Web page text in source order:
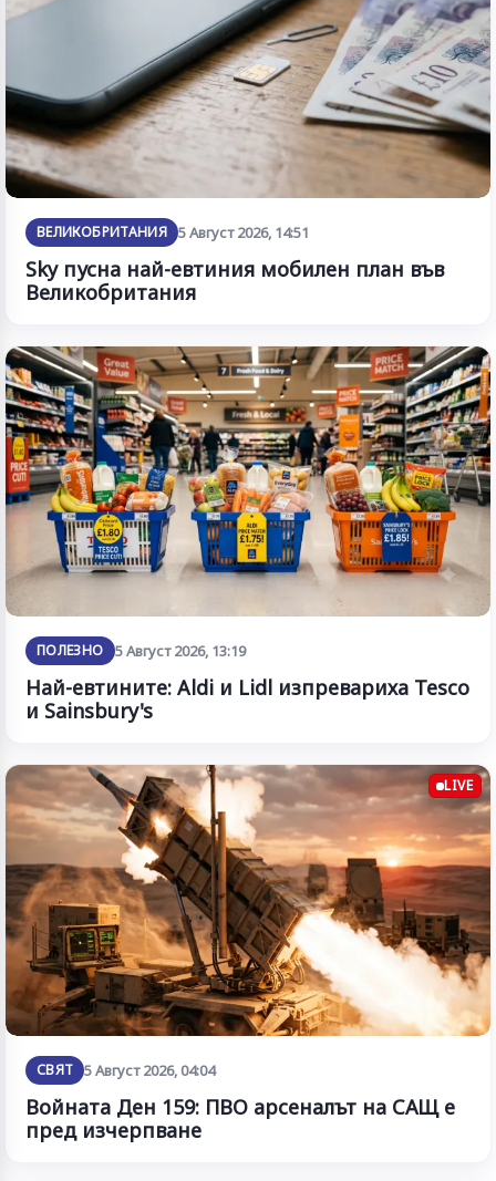
ВЕЛИКОБРИТАНИЯ 5 Август 2026, 14:51
Sky пусна най-евтиния мобилен план във
Великобритания
ПОЛЕЗНО 5 Август 2026, 13:19
Най-евтините: Aldi и Lidl изпревариха Tesco
и Sainsbury's
LIVE
СВЯТ 5 Август 2026, 04:04
Войната Ден 159: ПВО арсеналът на САЩ е
пред изчерпване